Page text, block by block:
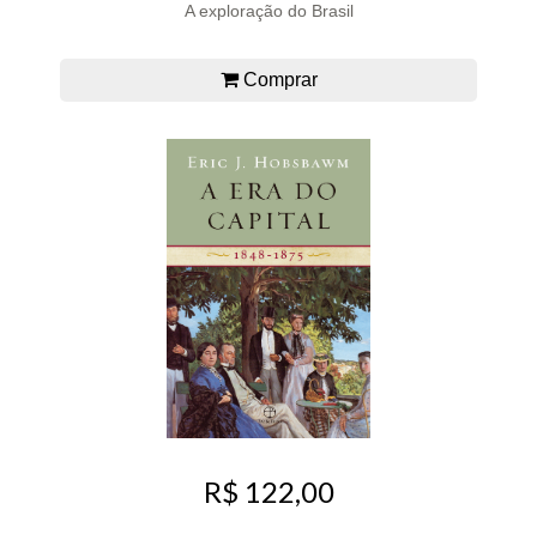
A exploração do Brasil
Comprar
R$ 122,00